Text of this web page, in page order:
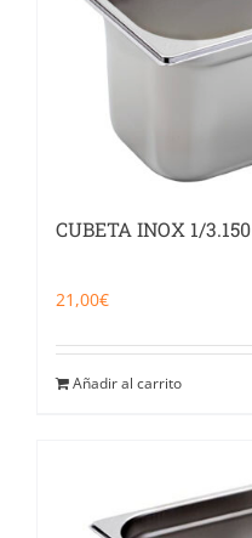
CUBETA INOX 1/3.150
21,00€
Añadir al carrito